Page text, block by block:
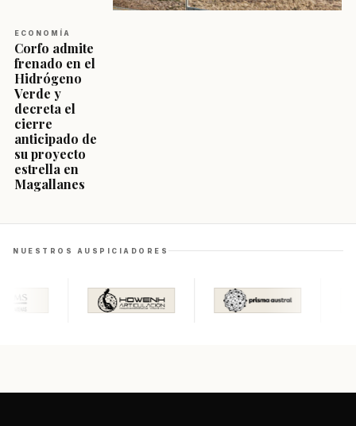
ECONOMÍA
Corfo admite
frenado en el
Hidrógeno
Verde y
decreta el
cierre
anticipado de
su proyecto
estrella en
Magallanes
NUESTROS AUSPICIADORES